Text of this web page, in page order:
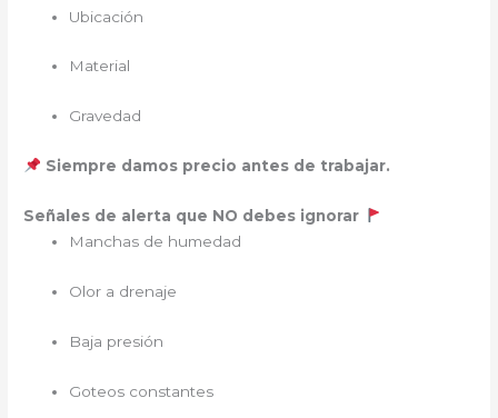
Ubicación
Material
Gravedad
Siempre damos precio antes de trabajar.
Señales de alerta que NO debes ignorar
Manchas de humedad
Olor a drenaje
Baja presión
Goteos constantes